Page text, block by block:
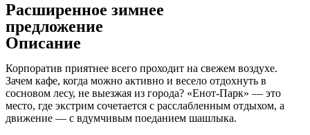
Расширенное зимнее
предложение
Описание
Корпоратив приятнее всего проходит на свежем воздухе.
Зачем кафе, когда можно активно и весело отдохнуть в
сосновом лесу, не выезжая из города? «Енот-Парк» — это
место, где экстрим сочетается с расслабленным отдыхом, а
движение — с вдумчивым поеданием шашлыка.